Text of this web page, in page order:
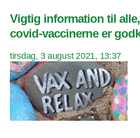
Vigtig information til
covid-vaccinerne er
tirsdag, 3 august 2021, 13:37